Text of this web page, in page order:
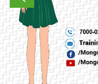
PREVIOUS